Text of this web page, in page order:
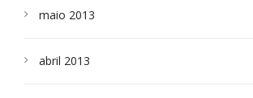
maio 2013
abril 2013